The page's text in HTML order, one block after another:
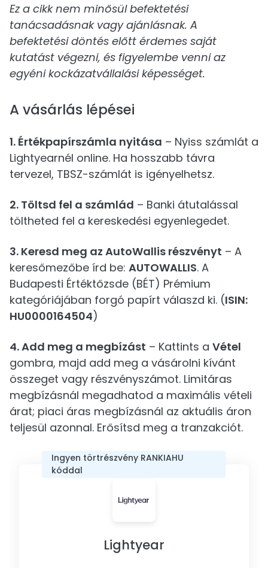
Ez a cikk nem minősül befektetési
tanácsadásnak vagy ajánlásnak. A
befektetési döntés előtt érdemes saját
kutatást végezni, és figyelembe venni az
egyéni kockázatvállalási képességet.
A vásárlás lépései
1. Értékpapírszámla nyitása – Nyiss számlát a
Lightyearnél online. Ha hosszabb távra
tervezel, TBSZ-számlát is igényelhetsz.
2. Töltsd fel a számlád – Banki átutalással
töltheted fel a kereskedési egyenlegedet.
3. Keresd meg az AutoWallis részvényt – A
keresőmezőbe írd be: AUTOWALLIS. A
Budapesti Értéktőzsde (BÉT) Prémium
kategóriájában forgó papírt válaszd ki. (ISIN:
HU0000164504)
4. Add meg a megbízást – Kattints a Vétel
gombra, majd add meg a vásárolni kívánt
összeget vagy részvényszámot. Limitáras
megbízásnál megadhatod a maximális vételi
árat; piaci áras megbízásnál az aktuális áron
teljesül azonnal. Erősítsd meg a tranzakciót.
Ingyen törtrészvény RANKIAHU
kóddal
Lightyear